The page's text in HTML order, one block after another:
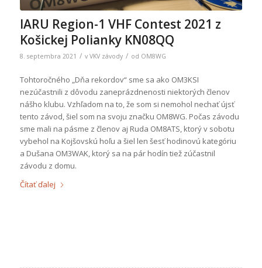
IARU Region-1 VHF Contest 2021 z
Košickej Polianky KN08QQ
8. septembra 2021 / v VKV závody / od OM8WG
Tohtoročného „Dňa rekordov“ sme sa ako OM3KSI
nezúčastnili z dôvodu zaneprázdnenosti niektorých členov
nášho klubu. Vzhľadom na to, že som si nemohol nechať újsť
tento závod, šiel som na svoju značku OM8WG. Počas závodu
sme mali na pásme z členov aj Ruda OM8ATS, ktorý v sobotu
vybehol na Kojšovskú hoľu a šiel len šesť hodinovú kategóriu
a Dušana OM3WAK, ktorý sa na pár hodín tiež zúčastnil
závodu z domu.
Čítať ďalej